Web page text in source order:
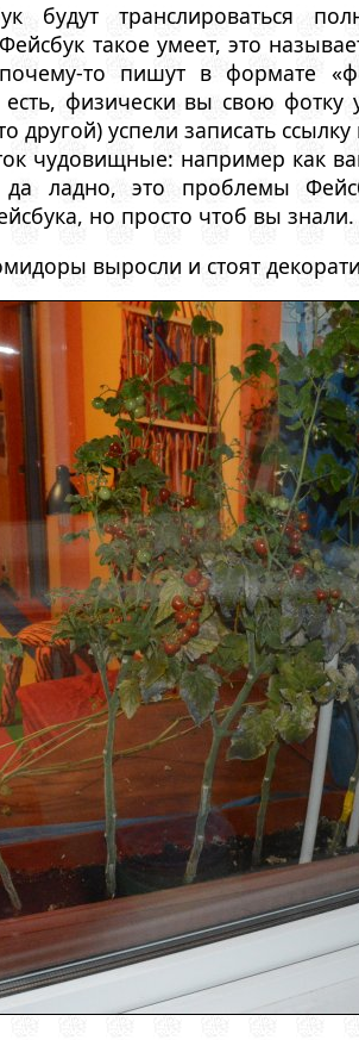
будут транслироваться
такое умеет, это
то пишут в формате
физически вы свою
другой) успели записать
чудовищные: например как
ладно, это проблемы
но просто чтоб вы знали.
выросли и стоят